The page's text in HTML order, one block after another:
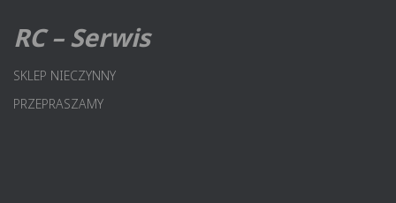
RC – Serwis
SKLEP NIECZYNNY
PRZEPRASZAMY